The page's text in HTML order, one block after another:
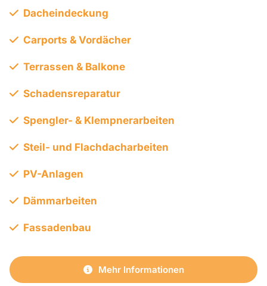
 Dacheindeckung
 Carports & Vordächer
 Terrassen & Balkone
 Schadensreparatur
 Spengler- & Klempnerarbeiten
 Steil- und Flachdacharbeiten
 PV-Anlagen
 Dämmarbeiten
 Fassadenbau
Mehr Informationen